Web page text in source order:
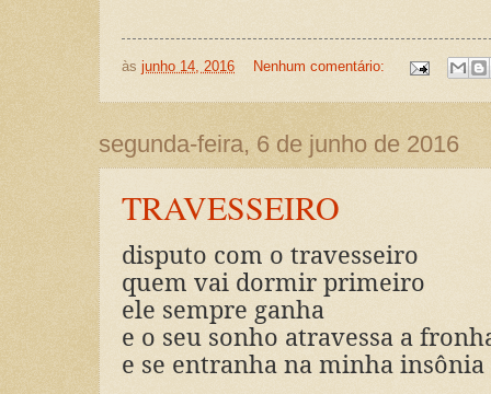
às junho 14, 2016 Nenhum comentário:
segunda-feira, 6 de junho de 2016
TRAVESSEIRO
disputo com o travesseiro
quem vai dormir primeiro
ele sempre ganha
e o seu sonho atravessa a
e se entranha na minha insônia